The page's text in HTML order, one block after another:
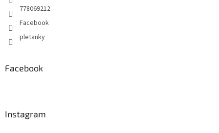
778069212
Facebook
pletanky
Facebook
Instagram